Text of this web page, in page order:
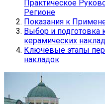
Практическое
Регионе
Показания к
Выбор и подготовка
керамических
Ключевые этапы
накладок